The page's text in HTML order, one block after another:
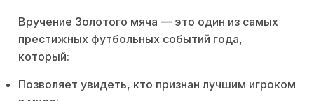
Вручение Золотого мяча — это один из самых
престижных футбольных событий года,
который:
Позволяет увидеть, кто признан лучшим игроком